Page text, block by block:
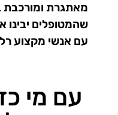
מאתגרת ומורכבת
שהמטופלים
עם אנשי מקצוע
עם מי